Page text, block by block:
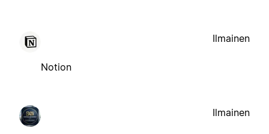
Notion
Ilmainen
Ilmainen